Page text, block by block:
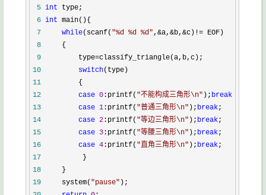
5 int
6 int
7
while(scanf( "%d %d %d",&a,&b,&c)!=
8
9
         type=
10
switch
11
12
case 0 :printf( "不能构成三角形\n" ); break
13
case 1 :printf( "普通三角形\n" ); break
14
case 2 :printf( "等边三角形\n" ); break
15
case 3 :printf( "等腰三角形\n" ); break
16
case 4 :printf( "直角三角形\n" ); break
17
18
19
     system(
"pause"